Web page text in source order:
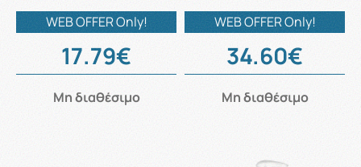
WEB OFFER Only!
17.79€
Μη διαθέσιμο
WEB OFFER Only!
34.60€
Μη διαθέσιμο